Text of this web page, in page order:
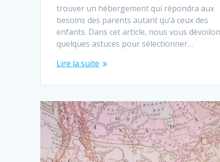
trouver un hébergement qui répondra aux
besoins des parents autant qu’à ceux des
enfants. Dans cet article, nous vous
quelques astuces pour sélectionner…
Lire la suite